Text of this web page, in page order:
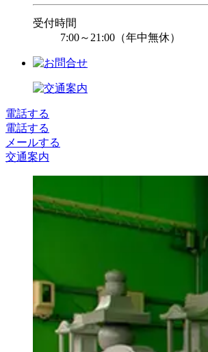
受付時間
7:00～21:00（年中無休）
電話する
電話する
メールする
交通案内